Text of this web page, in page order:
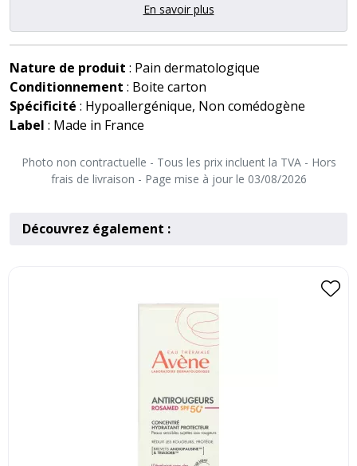
En savoir plus
Nature de produit : Pain dermatologique
Conditionnement : Boite carton
Spécificité : Hypoallergénique, Non comédogène
Label : Made in France
Photo non contractuelle - Tous les prix incluent la TVA - Hors
frais de livraison - Page mise à jour le 03/08/2026
Découvrez également :